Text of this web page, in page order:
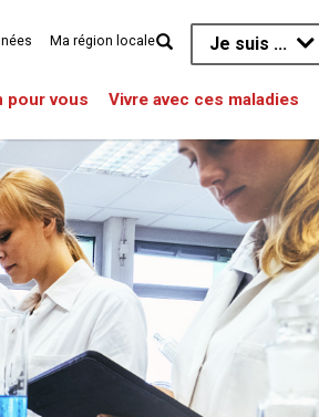
Je suis ...
pour vous Vivre avec ces maladies
Ma région locale